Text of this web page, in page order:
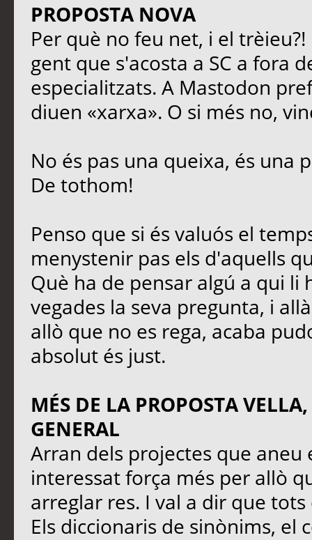
PROPOSTA NOVA
Per què no feu net, i el
gent que s'acosta a SC a fora
especialitzats. A Mastodon
diuen «xarxa». O si més no,
No és pas una queixa, és
De tothom!
Penso que si és valuós el
menystenir pas els d'aquells
Què ha de pensar algú a qui li
vegades la seva pregunta, i
allò que no es rega, acaba
absolut és just.
MÉS DE LA PROPOSTA
GENERAL
Arran dels projectes que
interessat força més per allò
arreglar res. I val a dir que
Els diccionaris de sinònims,